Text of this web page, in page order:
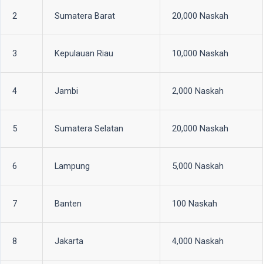
2 Sumatera Barat 20,000 Naskah
3 Kepulauan Riau 10,000 Naskah
4 Jambi 2,000 Naskah
5 Sumatera Selatan 20,000 Naskah
6 Lampung 5,000 Naskah
7 Banten 100 Naskah
8 Jakarta 4,000 Naskah